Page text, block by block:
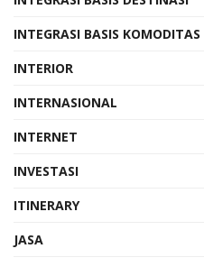
INTEGRASI BASIS KOMODITAS
INTERIOR
INTERNASIONAL
INTERNET
INVESTASI
ITINERARY
JASA